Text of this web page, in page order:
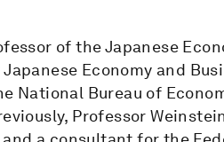
of the Japanese
Economy and
National Bureau of
Professor